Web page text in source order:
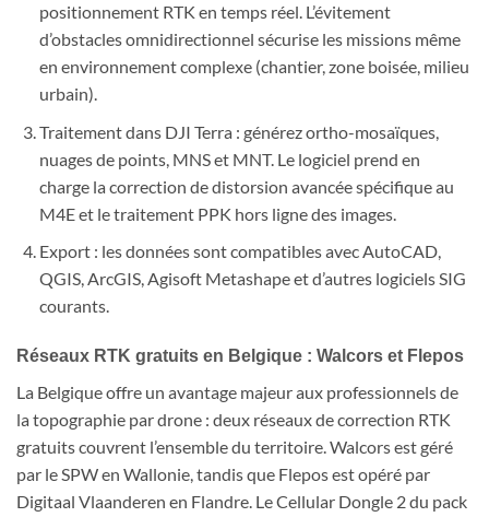
positionnement RTK en temps réel. L’évitement
d’obstacles omnidirectionnel sécurise les missions même
en environnement complexe (chantier, zone boisée, milieu
urbain).
Traitement dans DJI Terra : générez ortho-mosaïques,
nuages de points, MNS et MNT. Le logiciel prend en
charge la correction de distorsion avancée spécifique au
M4E et le traitement PPK hors ligne des images.
Export : les données sont compatibles avec AutoCAD,
QGIS, ArcGIS, Agisoft Metashape et d’autres logiciels SIG
courants.
Réseaux RTK gratuits en Belgique : Walcors et Flepos
La Belgique offre un avantage majeur aux professionnels de
la topographie par drone : deux réseaux de correction RTK
gratuits couvrent l’ensemble du territoire. Walcors est géré
par le SPW en Wallonie, tandis que Flepos est opéré par
Digitaal Vlaanderen en Flandre. Le Cellular Dongle 2 du pack